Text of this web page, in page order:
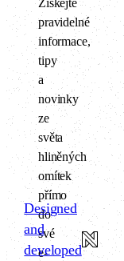
pravidelné
informace,
tipy
a
novinky
ze
světa
hliněných
omítek
přímo
do
své
e-
Designed
and
developed